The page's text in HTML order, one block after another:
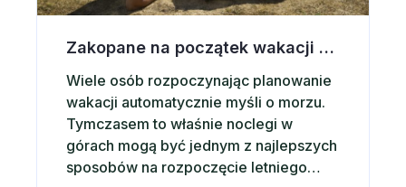
Zakopane na początek wakacji – dlaczego warto wybrać noclegi w górach?
Wiele osób rozpoczynając planowanie
wakacji automatycznie myśli o morzu.
Tymczasem to właśnie noclegi w
górach mogą być jednym z najlepszych
sposobów na rozpoczęcie letniego